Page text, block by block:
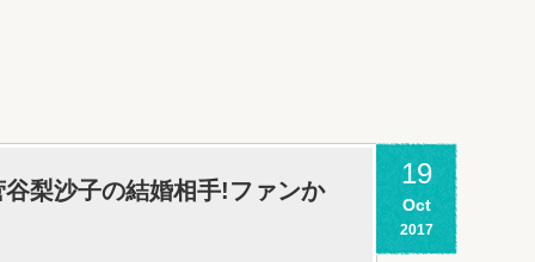
19
Oct
2017
梨沙子の結婚相手!ファンか